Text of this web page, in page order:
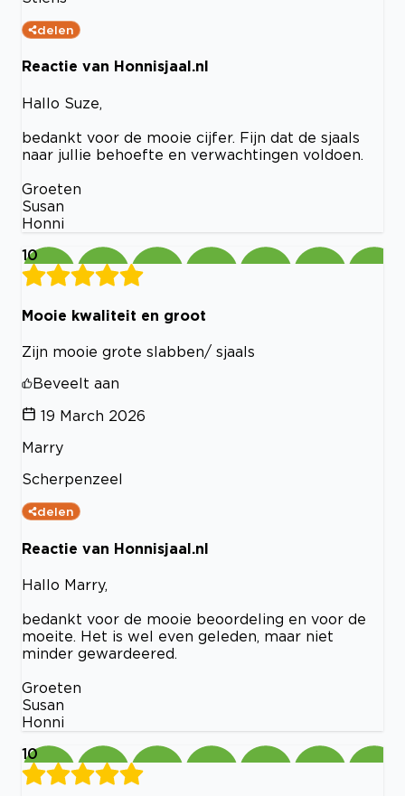
delen
Reactie van Honnisjaal.nl
Hallo Suze,
bedankt voor de mooie cijfer. Fijn dat de sjaals
naar jullie behoefte en verwachtingen voldoen.
Groeten
Susan
Honni
10
Mooie kwaliteit en groot
Zijn mooie grote slabben/ sjaals
Beveelt aan
19 March 2026
Marry
Scherpenzeel
delen
Reactie van Honnisjaal.nl
Hallo Marry,
bedankt voor de mooie beoordeling en voor de
moeite. Het is wel even geleden, maar niet
minder gewardeered.
Groeten
Susan
Honni
10